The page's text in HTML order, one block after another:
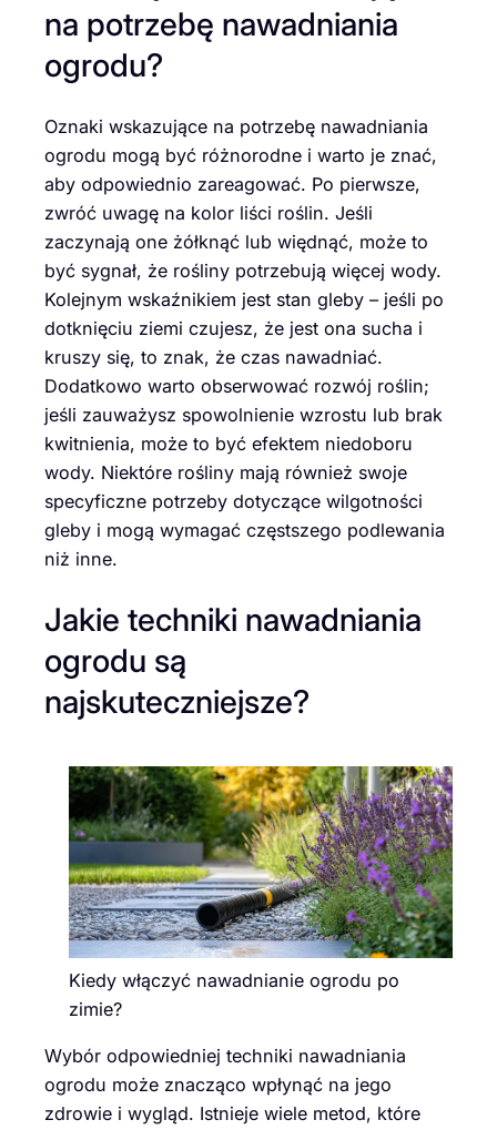
na potrzebę nawadniania
ogrodu?
Oznaki wskazujące na potrzebę nawadniania
ogrodu mogą być różnorodne i warto je znać,
aby odpowiednio zareagować. Po pierwsze,
zwróć uwagę na kolor liści roślin. Jeśli
zaczynają one żółknąć lub więdnąć, może to
być sygnał, że rośliny potrzebują więcej wody.
Kolejnym wskaźnikiem jest stan gleby – jeśli po
dotknięciu ziemi czujesz, że jest ona sucha i
kruszy się, to znak, że czas nawadniać.
Dodatkowo warto obserwować rozwój roślin;
jeśli zauważysz spowolnienie wzrostu lub brak
kwitnienia, może to być efektem niedoboru
wody. Niektóre rośliny mają również swoje
specyficzne potrzeby dotyczące wilgotności
gleby i mogą wymagać częstszego podlewania
niż inne.
Jakie techniki nawadniania
ogrodu są
najskuteczniejsze?
Kiedy włączyć nawadnianie ogrodu po
zimie?
Wybór odpowiedniej techniki nawadniania
ogrodu może znacząco wpłynąć na jego
zdrowie i wygląd. Istnieje wiele metod, które